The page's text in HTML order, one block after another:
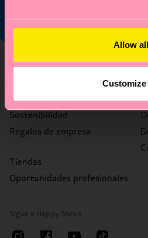
Allow all
Customize
Sobre nosotros
Happy Blog
Sostenibilidad
Regalos de empresa
Tiendas
Oportunidades profesionales
Sigue a Happy Socks